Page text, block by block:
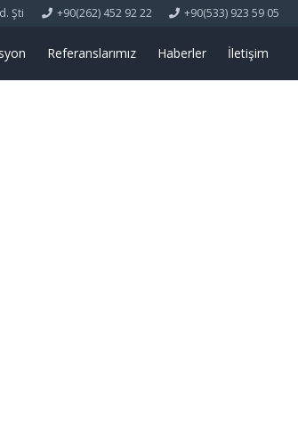
Şti +90(262) 452 92 22 +90(533) 923 59 05
Referanslarımız Haberler İletişim